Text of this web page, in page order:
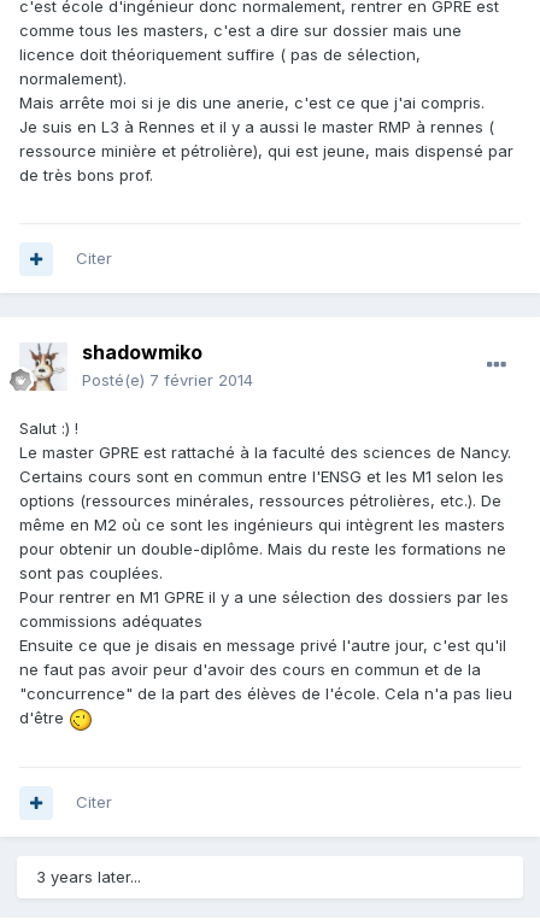
c'est école d'ingénieur donc normalement, rentrer en GPRE est
comme tous les masters, c'est a dire sur dossier mais une
licence doit théoriquement suffire ( pas de sélection,
normalement).
Mais arrête moi si je dis une anerie, c'est ce que j'ai compris.
Je suis en L3 à Rennes et il y a aussi le master RMP à rennes (
ressource minière et pétrolière), qui est jeune, mais dispensé par
de très bons prof.
Citer
shadowmiko
Posté(e) 7 février 2014
Salut :) !
Le master GPRE est rattaché à la faculté des sciences de Nancy.
Certains cours sont en commun entre l'ENSG et les M1 selon les
options (ressources minérales, ressources pétrolières, etc.). De
même en M2 où ce sont les ingénieurs qui intègrent les masters
pour obtenir un double-diplôme. Mais du reste les formations ne
sont pas couplées.
Pour rentrer en M1 GPRE il y a une sélection des dossiers par les
commissions adéquates
Ensuite ce que je disais en message privé l'autre jour, c'est qu'il
ne faut pas avoir peur d'avoir des cours en commun et de la
"concurrence" de la part des élèves de l'école. Cela n'a pas lieu
d'être
Citer
3 years later...